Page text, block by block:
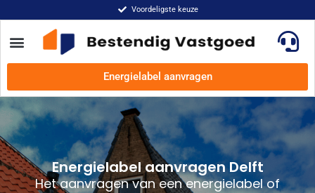
Voordeligste keuze
Energielabel aanvragen
Energielabel aanvragen Delft
Het aanvragen van een energielabel of